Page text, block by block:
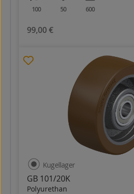
100 50 600
99,00 €
GB 101/20K
Polyurethan
Kugellager